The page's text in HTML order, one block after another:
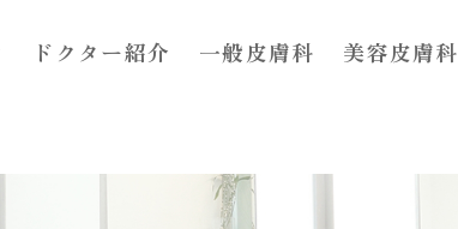
ドクター紹介 一般皮膚科 美容皮膚科